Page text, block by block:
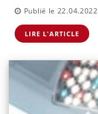
Publié le 22.04.2022
LIRE L'ARTICLE